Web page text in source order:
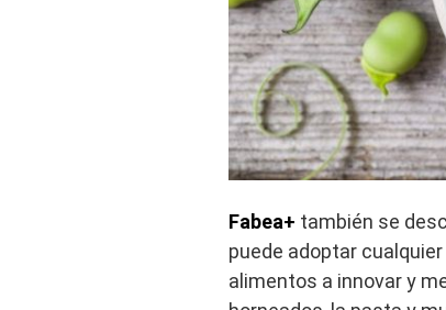
Fabea+ también se
puede adoptar
alimentos a innovar y